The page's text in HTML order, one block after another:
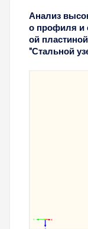
Анализ
о профиля и
ой
"Стальной